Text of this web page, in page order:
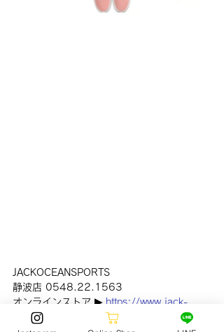
JACKOCEANSPORTS
静波店 0548.22.1563
オンラインストア ▶︎ https://www.jack-
surf.com